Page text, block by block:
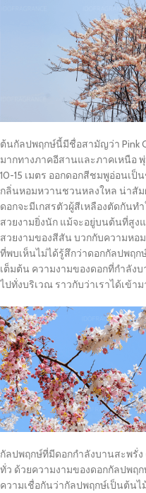
ต้นกัลปพฤกษ์นี้มีชื่อสามัญว่า Pink
มากทางภาคอีสานและภาคเหนือ
10-15 เมตร ออกดอกสีชมพูอ่อนเป็
กลิ่นหอมหวานชวนหลงใหล น่าสัม
ดอกจะมีเกสรตัวผู้สีเหลืองตัดกัน
สวยงามยิ่งนัก แม้จะอยู่บนต้นที่สู
สวยงามของสีสัน บวกกับความหอ
ที่พบเห็นไม่ได้รู้สึกว่าดอกกัลปพฤก
เต็มต้น ความงามของดอกที่กำลัง
ไปทั่งบริเวณ ราวกับว่าเราได้เข้
กัลปพฤกษ์ที่มีดอกกำลังบานสะพรั่
ทั่ว ด้วยความงามของดอกกัลปพฤ
ความเชื่อกันว่ากัลปพฤกษ์เป็นต้น